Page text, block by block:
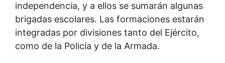
independencia, y a ellos se sumarán algunas
brigadas escolares. Las formaciones estarán
integradas por divisiones tanto del Ejército,
como de la Policía y de la Armada.